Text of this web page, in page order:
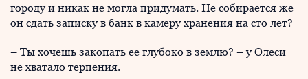
городу и никак не могла придумать. Не собирается же
он сдать записку в банк в камеру хранения на сто лет?
– Ты хочешь закопать ее глубоко в землю? – у Олеси
не хватало терпения.